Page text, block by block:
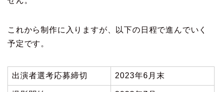
これから制作に入りますが、以下の日程で進んでいく
予定です。
出演者選考応募締切 2023年6月末